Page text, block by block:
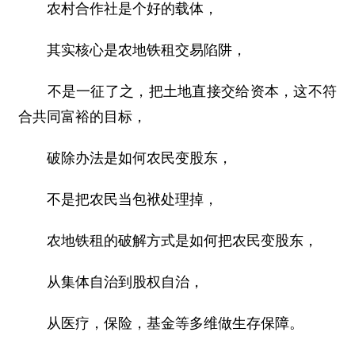
农村合作社是个好的载体，
其实核心是农地铁租交易陷阱，
不是一征了之，把土地直接交给资本，这不符
合共同富裕的目标，
破除办法是如何农民变股东，
不是把农民当包袱处理掉，
农地铁租的破解方式是如何把农民变股东，
从集体自治到股权自治，
从医疗，保险，基金等多维做生存保障。